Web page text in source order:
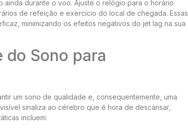
durante o voo. Ajuste o relógio para o horário
de refeição e exercício do local de chegada. Essas
minimizando os efeitos negativos do jet lag na sua
do Sono para
um sono de qualidade e, consequentemente, uma
sinaliza ao cérebro que é hora de descansar,
incluem: